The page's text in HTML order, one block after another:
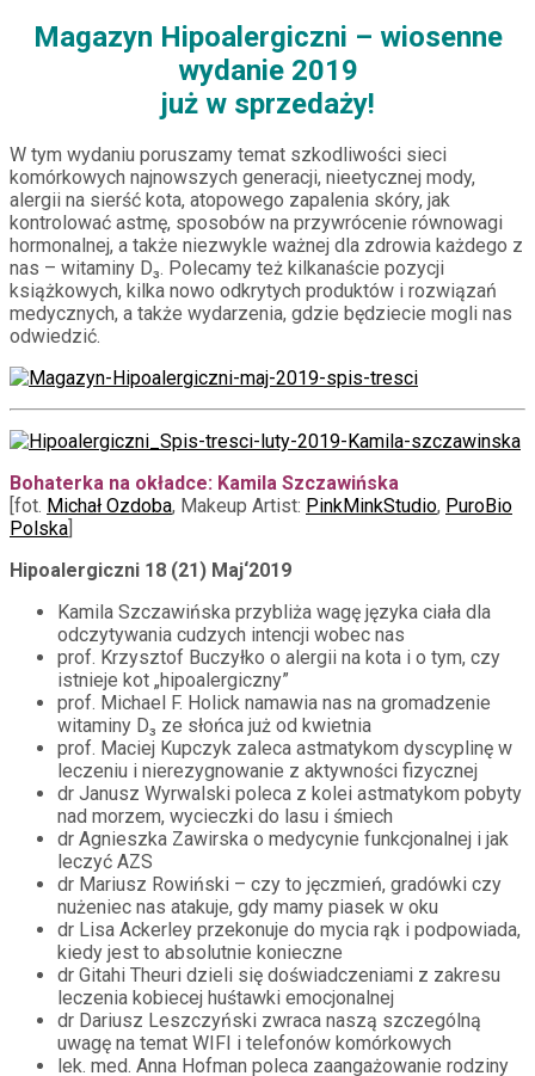
Magazyn Hipoalergiczni – wiosenne
wydanie 2019
już w sprzedaży!
W tym wydaniu poruszamy temat szkodliwości sieci
komórkowych najnowszych generacji, nieetycznej mody,
alergii na sierść kota, atopowego zapalenia skóry, jak
kontrolować astmę, sposobów na przywrócenie równowagi
hormonalnej, a także niezwykle ważnej dla zdrowia każdego z
nas – witaminy D₃. Polecamy też kilkanaście pozycji
książkowych, kilka nowo odkrytych produktów i rozwiązań
medycznych, a także wydarzenia, gdzie będziecie mogli nas
odwiedzić.
Bohaterka na okładce: Kamila Szczawińska
[fot. Michał Ozdoba, Makeup Artist: PinkMinkStudio, PuroBio
Polska
Hipoalergiczni 18 (21) Maj‘2019
Kamila Szczawińska przybliża wagę języka ciała dla
odczytywania cudzych intencji wobec nas
prof. Krzysztof Buczyłko o alergii na kota i o tym, czy
istnieje kot „hipoalergiczny”
prof. Michael F. Holick namawia nas na gromadzenie
witaminy D₃ ze słońca już od kwietnia
prof. Maciej Kupczyk zaleca astmatykom dyscyplinę w
leczeniu i nierezygnowanie z aktywności fizycznej
dr Janusz Wyrwalski poleca z kolei astmatykom pobyty
nad morzem, wycieczki do lasu i śmiech
dr Agnieszka Zawirska o medycynie funkcjonalnej i jak
leczyć AZS
dr Mariusz Rowiński – czy to jęczmień, gradówki czy
nużeniec nas atakuje, gdy mamy piasek w oku
dr Lisa Ackerley przekonuje do mycia rąk i podpowiada,
kiedy jest to absolutnie konieczne
dr Gitahi Theuri dzieli się doświadczeniami z zakresu
leczenia kobiecej huśtawki emocjonalnej
dr Dariusz Leszczyński zwraca naszą szczególną
uwagę na temat WIFI i telefonów komórkowych
lek. med. Anna Hofman poleca zaangażowanie rodziny